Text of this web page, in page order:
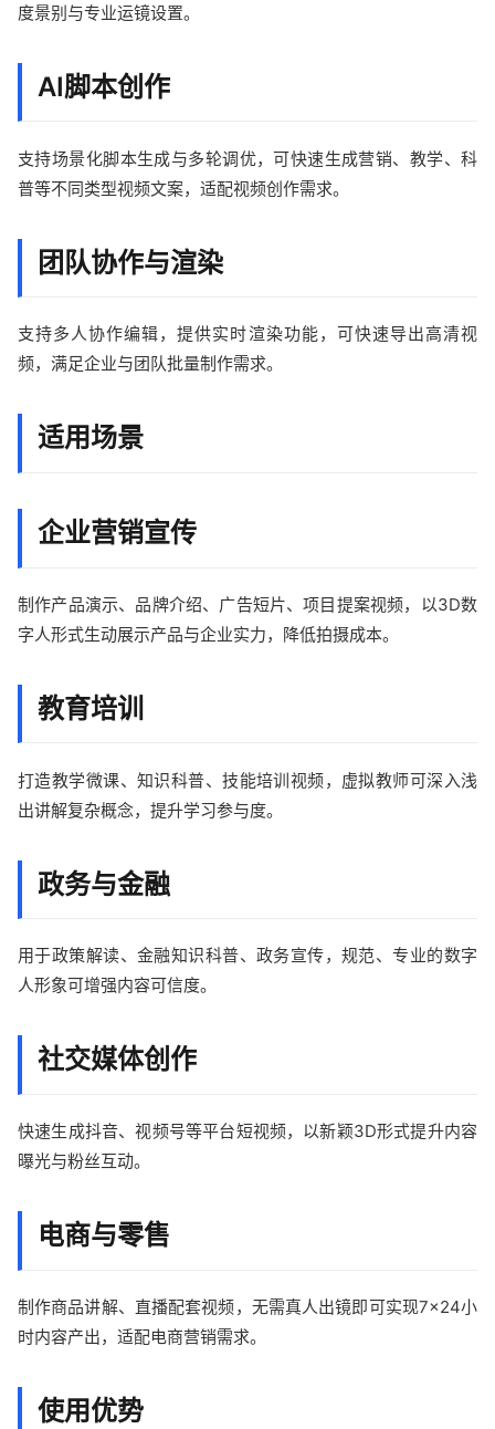
度景别与专业运镜设置。
AI脚本创作
支持场景化脚本生成与多轮调优，可快速生成营销、教学、科
普等不同类型视频文案，适配视频创作需求。
团队协作与渲染
支持多人协作编辑，提供实时渲染功能，可快速导出高清视
频，满足企业与团队批量制作需求。
适用场景
企业营销宣传
制作产品演示、品牌介绍、广告短片、项目提案视频，以3D数
字人形式生动展示产品与企业实力，降低拍摄成本。
教育培训
打造教学微课、知识科普、技能培训视频，虚拟教师可深入浅
出讲解复杂概念，提升学习参与度。
政务与金融
用于政策解读、金融知识科普、政务宣传，规范、专业的数字
人形象可增强内容可信度。
社交媒体创作
快速生成抖音、视频号等平台短视频，以新颖3D形式提升内容
曝光与粉丝互动。
电商与零售
制作商品讲解、直播配套视频，无需真人出镜即可实现7×24小
时内容产出，适配电商营销需求。
使用优势